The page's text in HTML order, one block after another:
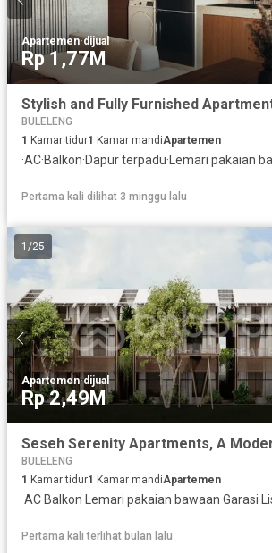
Apartemen·dijual
Rp 1,77M
BULELENG
1 Kamar tidur1 Kamar mandiApartemen
·AC·Balkon·Dapur terpadu· Lemari pakaian
Pertama kali dilihat 3 minggu lalu
1 /25
Apartemen·dijual
Rp 2,49M
BULELENG
1 Kamar tidur1 Kamar mandiApartemen
·AC·Balkon· Lemari pakaian bawaan·Garasi·
Pertama kali terlihat bulan lalu